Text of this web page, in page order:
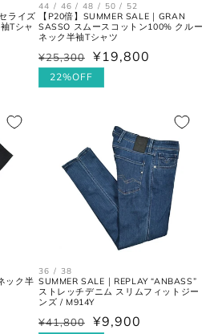
ライズ
Tシャ
44 / 46 / 48 / 50 / 52
【P20倍】SUMMER SALE｜GRAN
SASSO スムースコットン100% クルー
ネック半袖Tシャツ
通
常
¥25,300
セ
ー
¥19,800
22%OFF
ック半
36 / 38
SUMMER SALE｜REPLAY “ANBASS”
ストレッチデニム スリムフィットジー
ンズ / M914Y
通
¥41,800
セ
¥9,900
トソールに沿って前後の先端
んだ長さ。
張り出しているアウトソール
ルの上端と下端を結んだ長